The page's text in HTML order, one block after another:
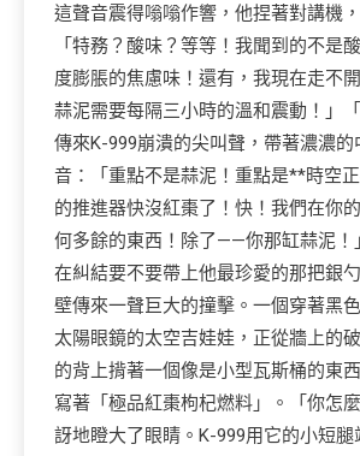
這聲音震得嗡嗡作響，他捏著對講機
「特務？酸味？等等！我聞到的不是
度膨脹的焦慮味！還有，我現在走不
蒜泥需要每隔三小時的溫和震動！」
傳來K-999崩潰的尖叫聲，帶著濃濃
音：「重點不是蒜泥！重點是**時空
的推進器快沒紅棗了！快！我們在你
何多餘的東西！除了——你那缸蒜泥！
在糾結要不要帶上他最珍愛的那把銀
壁傳來一聲巨大的撞擊。一個穿著黑
太陽眼鏡的太空吉娃娃，正從牆上的
的背上揹著一個像是小型瓦斯桶的東
寫著「極品紅棗枸杞燃料」。「你怎
訝地瞪大了眼睛。K-999用它的小短